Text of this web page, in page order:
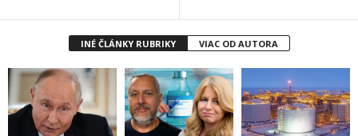
INÉ ČLÁNKY RUBRIKY VIAC OD AUTORA